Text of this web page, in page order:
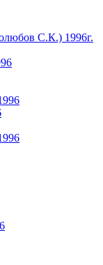
С.К.) 1996г.